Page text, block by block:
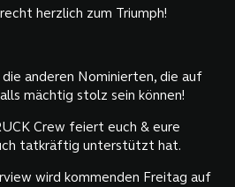
herzlich zum Triumph!
die anderen Nominierten, die auf
mächtig stolz sein können!
Crew feiert euch & eure
tatkräftig unterstützt hat.
wird kommenden Freitag auf